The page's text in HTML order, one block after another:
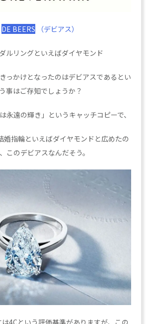
DE BEERS （デビアス）
ルリングといえばダイヤモンド
っかけとなったのはデビアスであるとい
う事はご存知でしょうか？
永遠の輝き」というキャッチコピーで、
婚指輪といえばダイヤモンドと広めたの
このデビアスなんだそう。